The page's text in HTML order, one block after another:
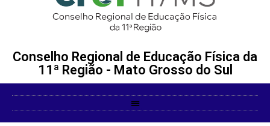
Conselho Regional de Educação Física da
11ª Região - Mato Grosso do Sul